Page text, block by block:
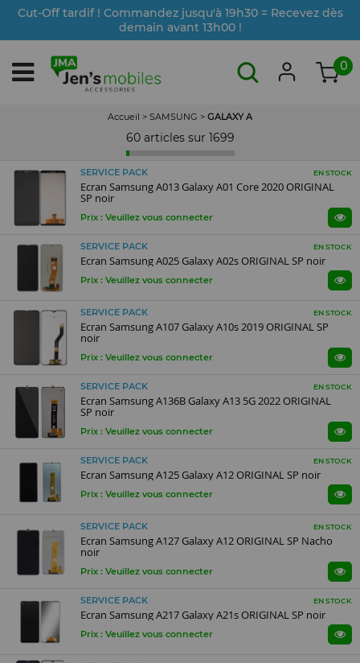
Cut-Off tardif ! Commandez jusqu'à 19h30 = Recevez dès
demain avant 13h00 !
0
Accueil > SAMSUNG > GALAXY A
60 articles sur 1699
SERVICE PACK EN STOCK
Ecran Samsung A013 Galaxy A01 Core 2020 ORIGINAL
SP noir
Prix : Veuillez vous connecter
SERVICE PACK EN STOCK
Ecran Samsung A025 Galaxy A02s ORIGINAL SP noir
Prix : Veuillez vous connecter
SERVICE PACK EN STOCK
Ecran Samsung A107 Galaxy A10s 2019 ORIGINAL SP
noir
Prix : Veuillez vous connecter
SERVICE PACK EN STOCK
Ecran Samsung A136B Galaxy A13 5G 2022 ORIGINAL
SP noir
Prix : Veuillez vous connecter
SERVICE PACK EN STOCK
Ecran Samsung A125 Galaxy A12 ORIGINAL SP noir
Prix : Veuillez vous connecter
SERVICE PACK EN STOCK
Ecran Samsung A127 Galaxy A12 ORIGINAL SP Nacho
noir
Prix : Veuillez vous connecter
SERVICE PACK EN STOCK
Ecran Samsung A217 Galaxy A21s ORIGINAL SP noir
Prix : Veuillez vous connecter